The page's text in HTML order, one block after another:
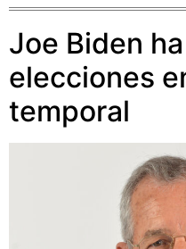
Joe Biden
elecciones
temporal